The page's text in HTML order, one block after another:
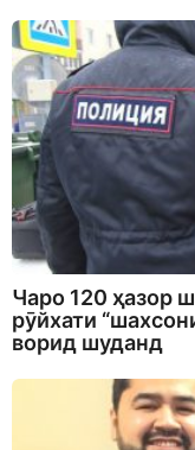
Чаро 120 ҳазор
рӯйхати
ворид шуданд